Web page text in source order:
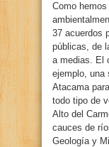
Como
37 acuerdos
públicas, de
a medias. El
ejemplo, una
Atacama
todo tipo de
Alto del
cauces de
Geología y